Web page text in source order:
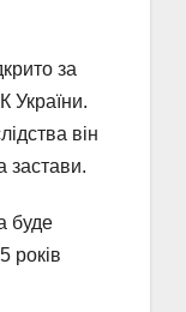
за
України.
він
застави.
буде
років